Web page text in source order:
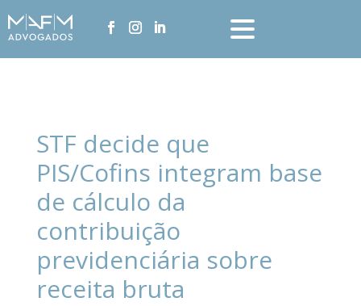
STF decide que
PIS/Cofins integram base
de cálculo da
contribuição
previdenciária sobre
receita bruta